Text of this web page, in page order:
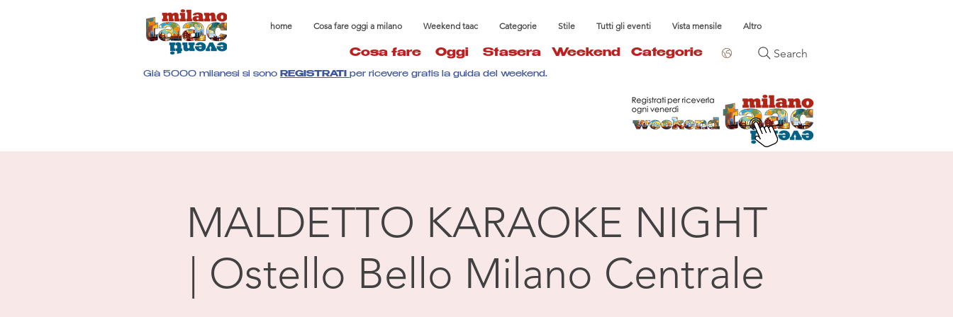
home Cosa fare oggi a milano Weekend taac Categorie Stile Tutti gli eventi Vista mensile Altro
Cosa fare Oggi Stasera Weekend Categorie Search
Già 5000 milanesi si sono REGISTRATI per ricevere gratis la guida del weekend.
MALDETTO KARAOKE NIGHT
| Ostello Bello Milano Centrale